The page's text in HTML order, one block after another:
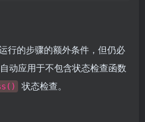
行的步骤的额外条件，但仍必
动应用于不包含状态检查函数
状态检查。